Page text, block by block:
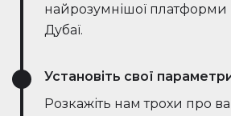
найрозумнішої платформи
Дубаї.
Установіть свої
Розкажіть нам трохи про